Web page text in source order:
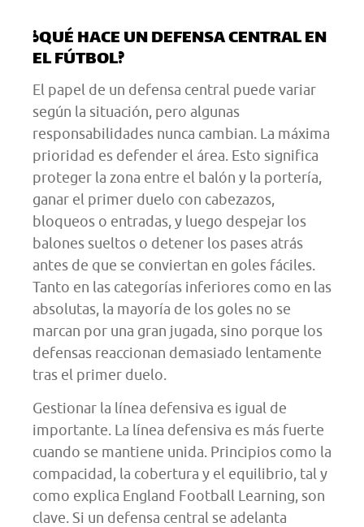
¿QUÉ HACE UN DEFENSA CENTRAL EN
EL FÚTBOL?
El papel de un defensa central puede variar
según la situación, pero algunas
responsabilidades nunca cambian. La máxima
prioridad es defender el área. Esto significa
proteger la zona entre el balón y la portería,
ganar el primer duelo con cabezazos,
bloqueos o entradas, y luego despejar los
balones sueltos o detener los pases atrás
antes de que se conviertan en goles fáciles.
Tanto en las categorías inferiores como en las
absolutas, la mayoría de los goles no se
marcan por una gran jugada, sino porque los
defensas reaccionan demasiado lentamente
tras el primer duelo.
Gestionar la línea defensiva es igual de
importante. La línea defensiva es más fuerte
cuando se mantiene unida. Principios como la
compacidad, la cobertura y el equilibrio, tal y
como explica England Football Learning, son
clave. Si un defensa central se adelanta